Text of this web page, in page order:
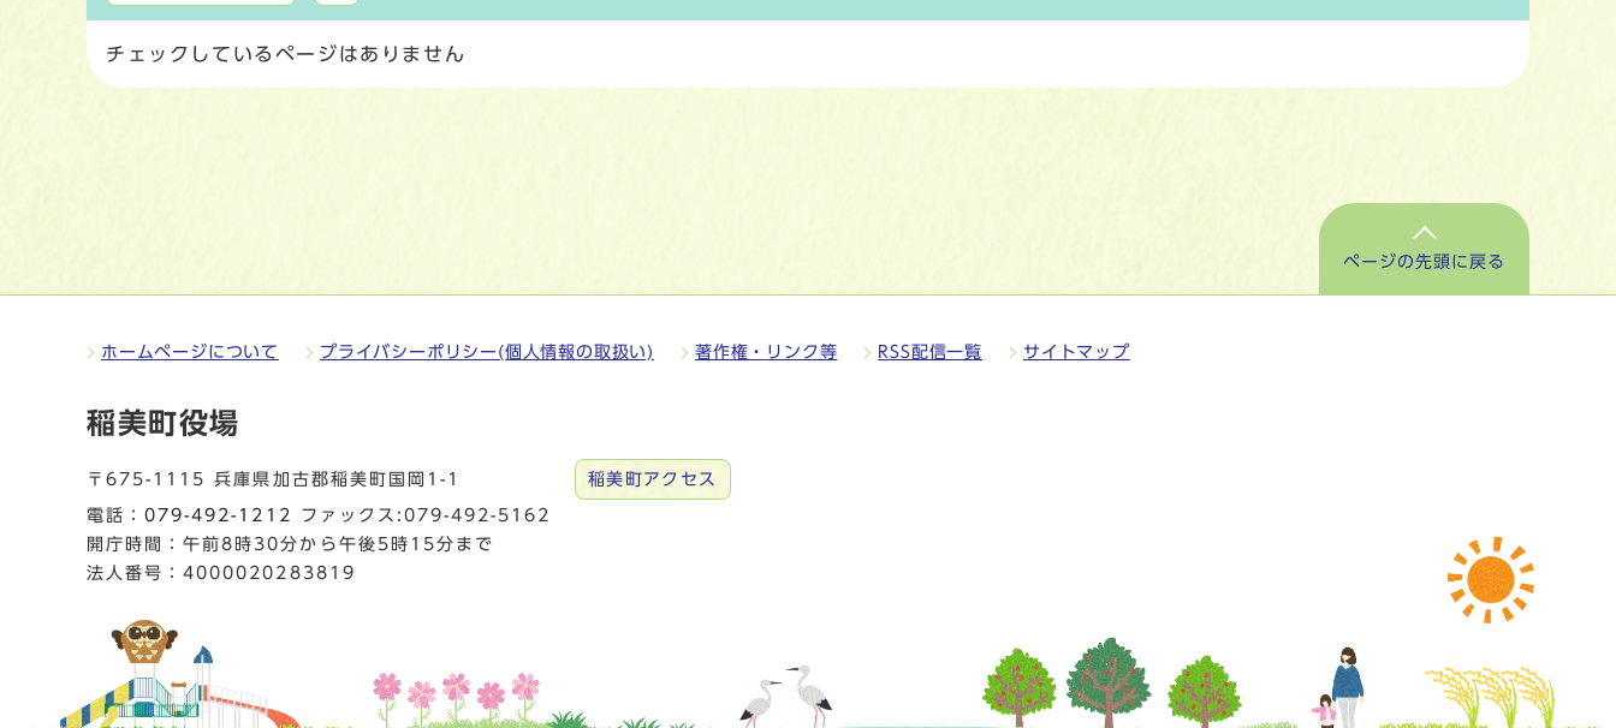
チェックしているページはありません
ページの先頭に戻る
ホームページについて プライバシーポリシー(個人情報の取扱い) 著作権・リンク等 RSS配信一覧 サイトマップ
稲美町役場
〒675-1115 兵庫県加古郡稲美町国岡1-1 稲美町アクセス
電話：079-492-1212
ファックス:079-492-5162
開庁時間：午前8時30分から午後5時15分まで
法人番号：4000020283819